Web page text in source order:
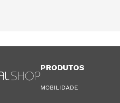
PRODUTOS
MOBILIDADE